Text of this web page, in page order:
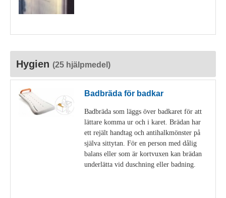
Hygien (25 hjälpmedel)
Badbräda för badkar
Badbräda som läggs över badkaret för att
lättare komma ur och i karet. Brädan har
ett rejält handtag och antihalkmönster på
själva sittytan. För en person med dålig
balans eller som är kortvuxen kan brädan
underlätta vid duschning eller badning.